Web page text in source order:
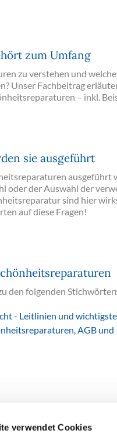
verwendet Cookies
zum Umfang
zu verstehen und
Unser Fachbeitrag
– inkl.
sie ausgeführt
ausgeführt
oder der Auswahl der
sind hier
auf diese Fragen!
den folgenden
- Leitlinien und wichtigste
AGB und